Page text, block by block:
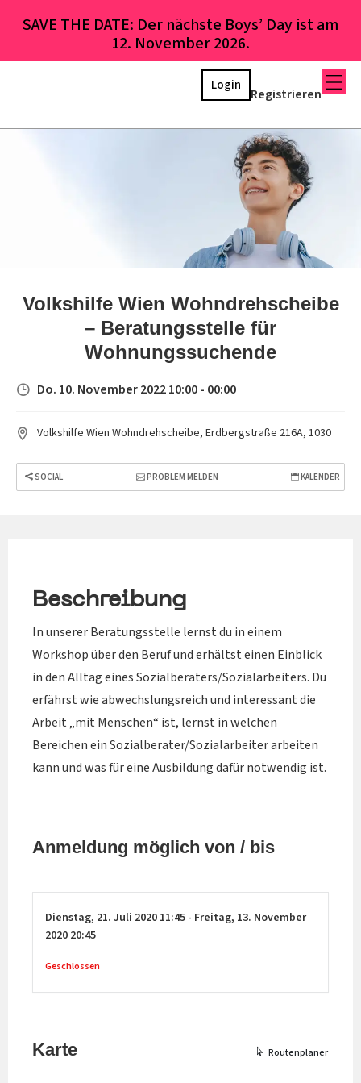
SAVE THE DATE: Der nächste Boys’ Day ist am
12. November 2026.
Registrieren
Login
Volkshilfe Wien Wohndrehscheibe
– Beratungsstelle für
Wohnungssuchende
Do. 10. November 2022 10:00 - 00:00
Volkshilfe Wien Wohndrehscheibe, Erdbergstraße 216A, 1030
SOCIAL PROBLEM MELDEN KALENDER
Beschreibung
In unserer Beratungsstelle lernst du in einem
Workshop über den Beruf und erhältst einen Einblick
in den Alltag eines Sozialberaters/Sozialarbeiters. Du
erfährst wie abwechslungsreich und interessant die
Arbeit „mit Menschen“ ist, lernst in welchen
Bereichen ein Sozialberater/Sozialarbeiter arbeiten
kann und was für eine Ausbildung dafür notwendig ist.
Anmeldung möglich von / bis
Dienstag, 21. Juli 2020 11:45 - Freitag, 13. November
2020 20:45
Geschlossen
Karte Routenplaner